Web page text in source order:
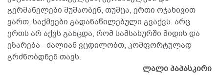
გერმანელები მუშაობენ, თუმცა, ერთი ოჯახივით
ვართ, საქმეები გადანაწილებული გვაქვს. არც
ერთს არ აქვს განცდა, რომ სამსახურში მიდის და
ეზარება - ძალიან ვცდილობთ, კომფორტულად
გრძნობდნენ თავს.
ლალი პაპასკირი